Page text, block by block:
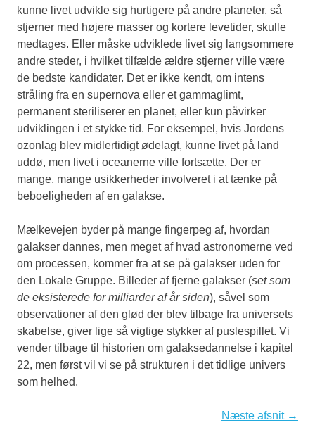
kunne livet udvikle sig hurtigere på andre planeter, så
stjerner med højere masser og kortere levetider, skulle
medtages. Eller måske udviklede livet sig langsommere
andre steder, i hvilket tilfælde ældre stjerner ville være
de bedste kandidater. Det er ikke kendt, om intens
stråling fra en supernova eller et gammaglimt,
permanent steriliserer en planet, eller kun påvirker
udviklingen i et stykke tid. For eksempel, hvis Jordens
ozonlag blev midlertidigt ødelagt, kunne livet på land
uddø, men livet i oceanerne ville fortsætte. Der er
mange, mange usikkerheder involveret i at tænke på
beboeligheden af en galakse.
Mælkevejen byder på mange fingerpeg af, hvordan
galakser dannes, men meget af hvad astronomerne ved
om processen, kommer fra at se på galakser uden for
den Lokale Gruppe. Billeder af fjerne galakser (set som
de eksisterede for milliarder af år siden), såvel som
observationer af den glød der blev tilbage fra universets
skabelse, giver lige så vigtige stykker af puslespillet. Vi
vender tilbage til historien om galaksedannelse i kapitel
22, men først vil vi se på strukturen i det tidlige univers
som helhed.
Næste afsnit →